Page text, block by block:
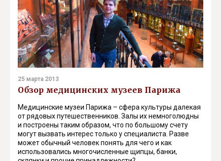
25 марта 2013
Обзор медицинских музеев Парижа
Медицинские музеи Парижа – сфера культуры далекая
от рядовых путешественников. Залы их немноголюдны
и построены таким образом, что по большому счету
могут вызвать интерес только у специалиста. Разве
может обычный человек понять для чего и как
использовались многочисленные щипцы, банки,